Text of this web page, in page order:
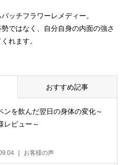
ッチフラワーレメディー。
ではなく、自分自身の内面の強さ
れます。
おすすめ記事
ンを飲んだ翌日の身体の変化～
レビュー～
お客様の声